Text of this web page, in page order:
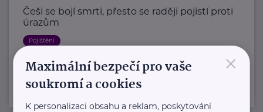
Češi se bojí smrti, přesto se raději pojistí proti
úrazům
Pojištění
×
Maximální bezpečí pro vaše
soukromí a cookies
K personalizaci obsahu a reklam, poskytování